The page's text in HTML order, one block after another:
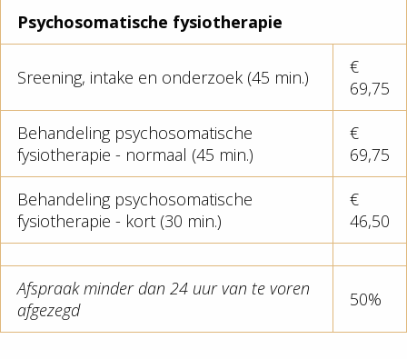
Psychosomatische fysiotherapie
Sreening, intake en onderzoek (45 min.)
€
69,75
Behandeling psychosomatische
fysiotherapie - normaal (45 min.)
€
69,75
Behandeling psychosomatische
fysiotherapie - kort (30 min.)
€
46,50
Afspraak minder dan 24 uur van te voren
afgezegd
50%